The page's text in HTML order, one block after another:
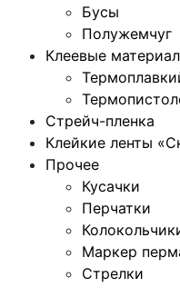
Бусы
Полужемчуг
Клеевые
Стрейч-пленка
Клейкие ленты
Прочее
Кусачки
Перчатки
Маркер
Стрелки